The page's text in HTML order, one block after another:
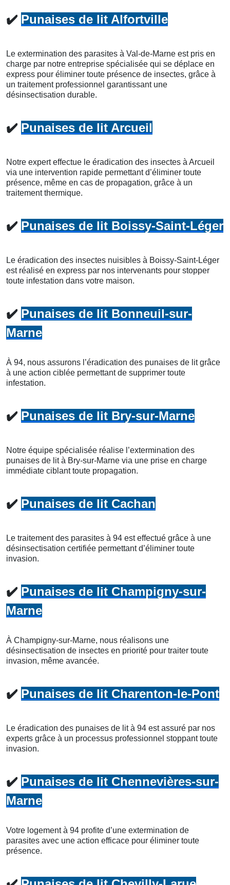
✔️ Punaises de lit Alfortville
Le extermination des parasites à Val-de-Marne est pris en
charge par notre entreprise spécialisée qui se déplace en
express pour éliminer toute présence de insectes, grâce à
un traitement professionnel garantissant une
désinsectisation durable.
✔️ Punaises de lit Arcueil
Notre expert effectue le éradication des insectes à Arcueil
via une intervention rapide permettant d’éliminer toute
présence, même en cas de propagation, grâce à un
traitement thermique.
✔️ Punaises de lit Boissy-Saint-Léger
Le éradication des insectes nuisibles à Boissy-Saint-Léger
est réalisé en express par nos intervenants pour stopper
toute infestation dans votre maison.
✔️ Punaises de lit Bonneuil-sur-
Marne
À 94, nous assurons l’éradication des punaises de lit grâce
à une action ciblée permettant de supprimer toute
infestation.
✔️ Punaises de lit Bry-sur-Marne
Notre équipe spécialisée réalise l’extermination des
punaises de lit à Bry-sur-Marne via une prise en charge
immédiate ciblant toute propagation.
✔️ Punaises de lit Cachan
Le traitement des parasites à 94 est effectué grâce à une
désinsectisation certifiée permettant d’éliminer toute
invasion.
✔️ Punaises de lit Champigny-sur-
Marne
À Champigny-sur-Marne, nous réalisons une
désinsectisation de insectes en priorité pour traiter toute
invasion, même avancée.
✔️ Punaises de lit Charenton-le-Pont
Le éradication des punaises de lit à 94 est assuré par nos
experts grâce à un processus professionnel stoppant toute
invasion.
✔️ Punaises de lit Chennevières-sur-
Marne
Votre logement à 94 profite d’une extermination de
parasites avec une action efficace pour éliminer toute
présence.